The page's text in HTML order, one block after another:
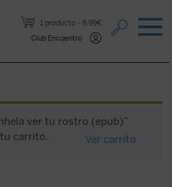
1 producto
9,99€
Club Encuentro
ver tu rostro (epub)”
carrito.
Ver carrito